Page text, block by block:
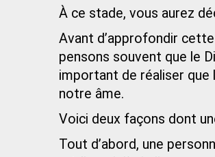
À ce stade, vous aurez
Avant d’approfondir
pensons souvent que le
important de réaliser que
notre âme.
Voici deux façons dont
Tout d’abord, une